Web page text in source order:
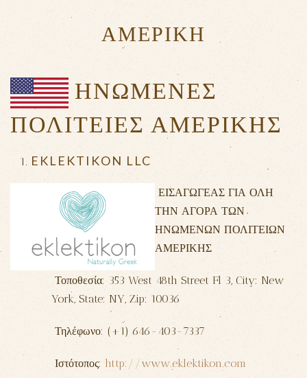
ΑΜΕΡΙΚΗ
ΗΝΩΜΕΝΕΣ
ΠΟΛΙΤΕΙΕΣ ΑΜΕΡΙΚΗΣ
EKLEKTIKON LLC
ΕΙΣΑΓΩΓΕΑΣ ΓΙΑ ΟΛΗ
ΤΗΝ ΑΓΟΡΑ ΤΩΝ
ΗΝΩΜΕΝΩΝ ΠΟΛΙΤΕΙΩΝ
ΑΜΕΡΙΚΗΣ
Τοποθεσία: 353 West 48th Street Fl 3, City: New
York, State: NY, Zip: 10036
Τηλέφωνο: (+1) 646-403-7337
Ιστότοπος: http://www.eklektikon.com